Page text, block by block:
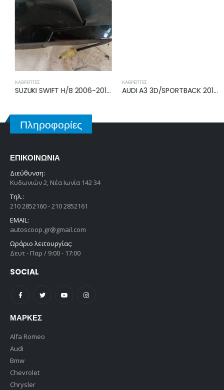
ΚΑΘΡΈΠΤΕΣ
SUZUKI SWIFT H/B 2006-2011 ΚΑΘΡΕΠΤΗΣ ΗΛΕΚΤΡΙΚΟΣ ΔΕΞΙΟΣ 5pin 84701-62JB0
ΚΑΘΡΈΠΤΕΣ
AUDI A3 3D/SPORTBACK 2011-2016 ΚΑΘΡΕΠΤΗΣ ΗΛΕΚΤΡΙΚΟΣ ΔΕΞΙΟΣ (ΜΕ ΦΛΑΣ & SIDE ASSIST) 6PIN 8V0857528E
Πληροφορίες
ΕΠΙΚΟΙΝΩΝΊΑ
Διεύθυνση:
Κυδωνιών 2, Νέα Ιωνία 142 34
Τηλ.:
210 2852160 - 210 2852161
EMAIL:
autoscoop.gr@gmail.com
Ωράριο λειτουργίας:
Δευτ - Παρ / 9:00 - 17:00
SOCIAL
ΜΆΡΚΕΣ
Alfa Romeo
Audi
Bmw
Chevrolet
Chrysler